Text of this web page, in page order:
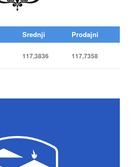
Srednji Prodajni
117,3836 117,7358